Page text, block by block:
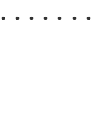
・・・・・・